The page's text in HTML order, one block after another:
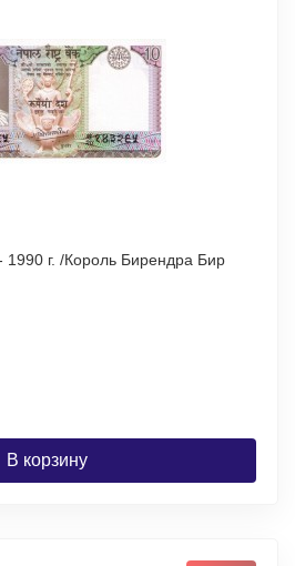
г. /Король Бирендра Бир
В корзину